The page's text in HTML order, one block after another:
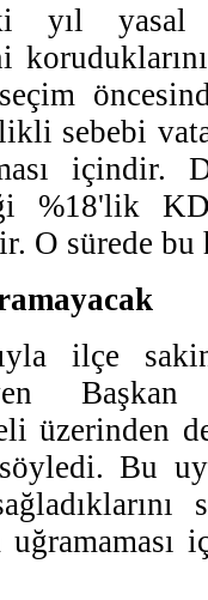
yıl yasal
sebebi
içindir.
%18'lik
O sürede
ilçe
üzerinden
söyledi. Bu